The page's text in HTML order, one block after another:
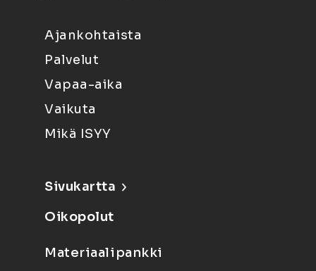
Ajankohtaista
Palvelut
Vapaa-aika
Vaikuta
Mikä ISYY
Sivukartta
Oikopolut
Materiaalipankki